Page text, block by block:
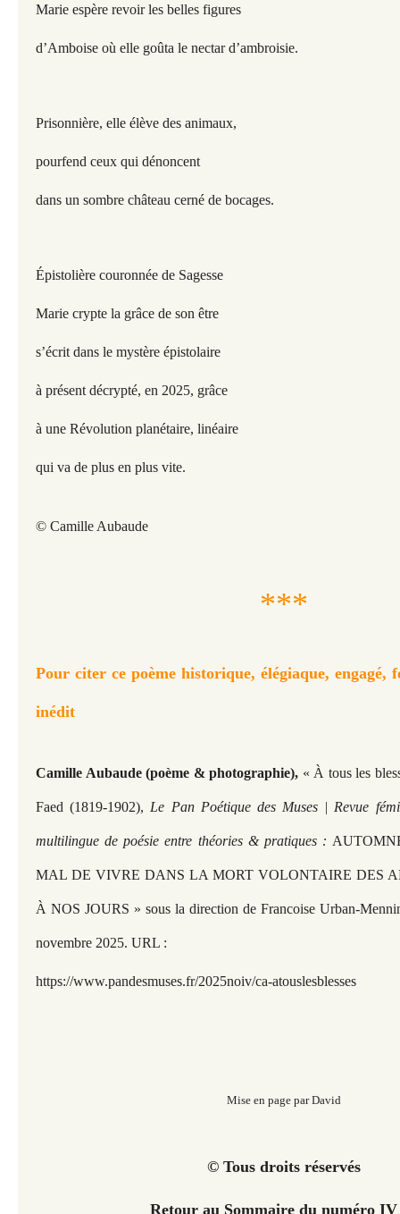
Marie espère revoir les belles figures
d’Amboise où elle goûta le nectar d’ambroisie.
Prisonnière, elle élève des animaux,
pourfend ceux qui dénoncent
dans un sombre château cerné de bocages.
Épistolière couronnée de Sagesse
Marie crypte la grâce de son être
s’écrit dans le mystère épistolaire
à présent décrypté, en 2025, grâce
à une Révolution planétaire, linéaire
qui va de plus en plus vite.
© Camille Aubaude
***
Pour citer ce poème historique, élégiaque,
inédit
Camille Aubaude (poème & photographie), « À tous les
Faed (1819-1902), Le Pan Poétique des Muses | Revue
multilingue de poésie entre théories & pratiques :
MAL DE VIVRE DANS LA MORT VOLONTAIRE DES
À NOS JOURS » sous la direction de Francoise Urban-
novembre 2025. URL :
https://www.pandesmuses.fr/2025noiv/ca-atouslesblesses
Mise en page par David
© Tous droits réservés
Retour au Sommaire du numéro